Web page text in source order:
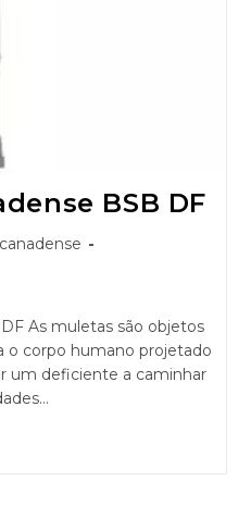
BSB DF
As muletas são objetos
o corpo humano projetado
um deficiente a caminhar